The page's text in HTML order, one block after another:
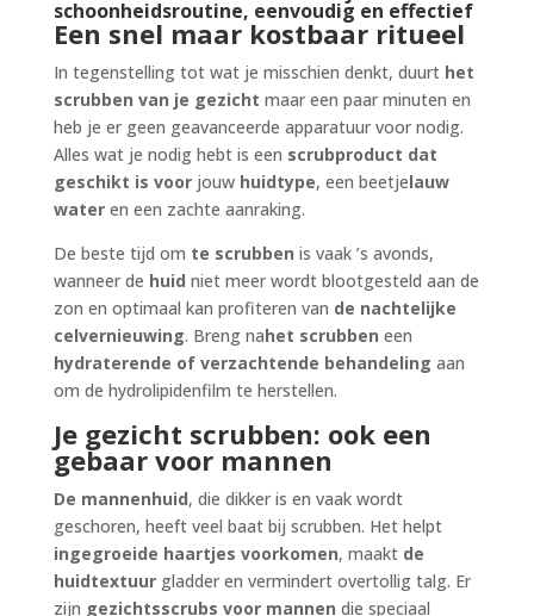
schoonheidsroutine, eenvoudig en effectief
Een snel maar kostbaar ritueel
In tegenstelling tot wat je misschien denkt, duurt het
scrubben van je gezicht maar een paar minuten en
heb je er geen geavanceerde apparatuur voor nodig.
Alles wat je nodig hebt is een scrubproduct dat
geschikt is voorjouw huidtype, een beetjelauw
wateren een zachte aanraking.
De beste tijd om te scrubben is vaak ’s avonds,
wanneer de huid niet meer wordt blootgesteld aan de
zon en optimaal kan profiteren van de nachtelijke
celvernieuwing. Breng nahet scrubben een
hydraterende of verzachtende behandeling aan
om de hydrolipidenfilm te herstellen.
Je gezicht scrubben: ook een
gebaar voor mannen
De mannenhuid, die dikker is en vaak wordt
geschoren, heeft veel baat bij scrubben. Het helpt
ingegroeide haartjes voorkomen, maakt de
huidtextuurgladder en vermindert overtollig talg. Er
zijn gezichtsscrubs voor mannen die speciaal